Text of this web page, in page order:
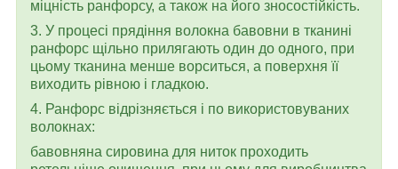
міцність ранфорсу, а також на його зносостійкість.
3. У процесі прядіння волокна бавовни в тканині
ранфорс щільно прилягають один до одного, при
цьому тканина менше ворситься, а поверхня її
виходить рівною і гладкою.
4. Ранфорс відрізняється і по використовуваних
волокнах:
бавовняна сировина для ниток проходить